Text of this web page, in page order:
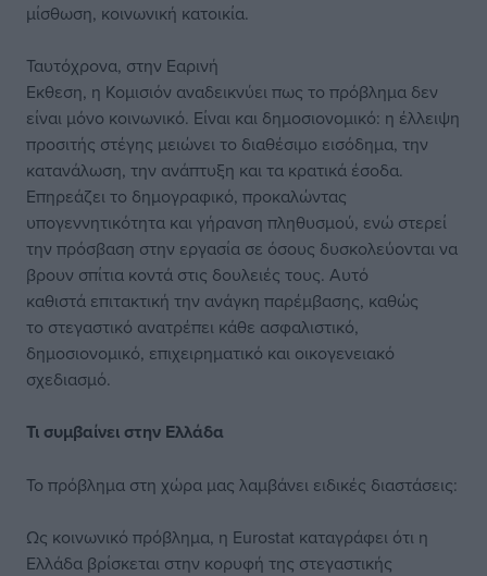
μίσθωση, κοινωνική κατοικία.
Ταυτόχρονα, στην Εαρινή
Εκθεση, η Κομισιόν αναδεικνύει πως το πρόβλημα δεν
είναι μόνο κοινωνικό. Είναι και δημοσιονομικό: η έλλειψη
προσιτής στέγης μειώνει το διαθέσιμο εισόδημα, την
κατανάλωση, την ανάπτυξη και τα κρατικά έσοδα.
Επηρεάζει το δημογραφικό, προκαλώντας
υπογεννητικότητα και γήρανση πληθυσμού, ενώ στερεί
την πρόσβαση στην εργασία σε όσους δυσκολεύονται να
βρουν σπίτια κοντά στις δουλειές τους. Αυτό
καθιστά επιτακτική την ανάγκη παρέμβασης, καθώς
το στεγαστικό ανατρέπει κάθε ασφαλιστικό,
δημοσιονομικό, επιχειρηματικό και οικογενειακό
σχεδιασμό.
Τι συμβαίνει στην Ελλάδα
Το πρόβλημα στη χώρα μας λαμβάνει ειδικές διαστάσεις:
Ως κοινωνικό πρόβλημα, η Eurostat καταγράφει ότι η
Ελλάδα βρίσκεται στην κορυφή της στεγαστικής